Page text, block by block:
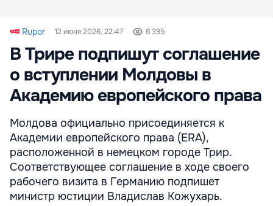
Rupor 12 июня 2026, 22:47 6 395
В Трире подпишут соглашение
о вступлении Молдовы в
Академию европейского права
Молдова официально присоединяется к
Академии европейского права (ERA),
расположенной в немецком городе Трир.
Соответствующее соглашение в ходе своего
рабочего визита в Германию подпишет
министр юстиции Владислав Кожухарь.